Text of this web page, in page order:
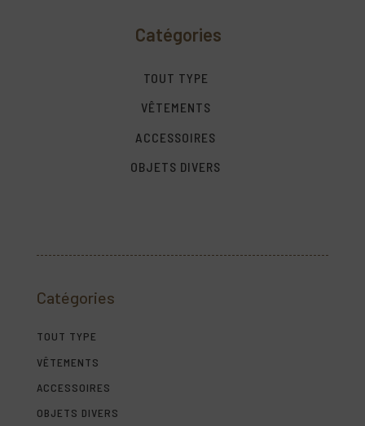
Catégories
TOUT TYPE
VÊTEMENTS
ACCESSOIRES
OBJETS DIVERS
Catégories
TOUT TYPE
VÊTEMENTS
ACCESSOIRES
OBJETS DIVERS